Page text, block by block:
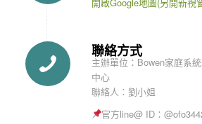
聯絡方式
主辦單位：Bowen家庭系
中心
聯絡人：劉小姐
官方line@ ID：